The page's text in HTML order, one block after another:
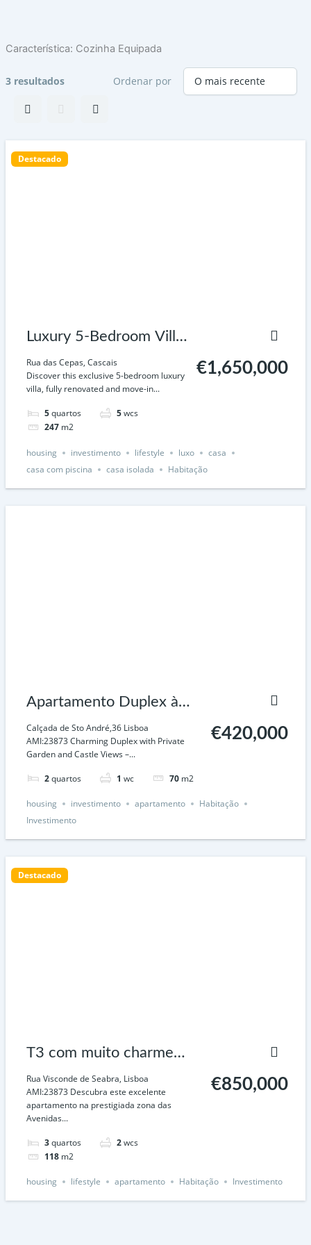
Característica: Cozinha Equipada
3 resultados Ordenar por
Destacado
Luxury 5-Bedroom Villa
with Garden and
Heated Swimming Pool
in Cascais
Rua das Cepas, Cascais
Discover this exclusive 5-bedroom luxury
villa, fully renovated and move-in...
5quartos 5wcs
247 m2
€1,650,000
housing investimento lifestyle luxo
casa
casa com piscina
casa isolada Habitação
Apartamento Duplex à
venda, Calçada de Santo
André, Lisboa
Calçada de Sto André,36 Lisboa
AMI:23873 Charming Duplex with Private
Garden and Castle Views –...
2quartos 1 wc 70 m2
€420,000
housing investimento apartamento
Habitação
Investimento
Destacado
T3 com muito charme
junto a Entrecampos –
Lisboa
Rua Visconde de Seabra, Lisboa
AMI:23873 Descubra este excelente
apartamento na prestigiada zona das
Avenidas...
3quartos 2wcs
118 m2
€850,000
housing lifestyle apartamento Habitação Investimento